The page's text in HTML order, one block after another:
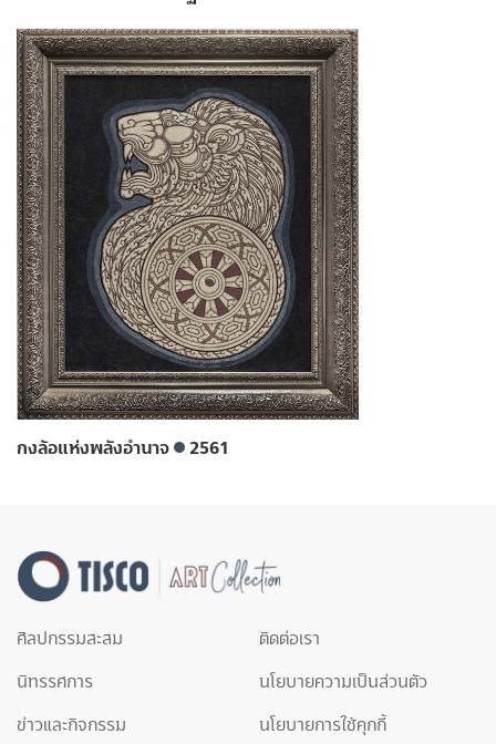
กงล้อแห่งพลังอำนาจ 2561
ศิลปกรรมสะสม
นิทรรศการ
ข่าวและกิจกรรม
ติดต่อเรา
นโยบายความเป็นส่วนตัว
นโยบายการใช้คุกกี้